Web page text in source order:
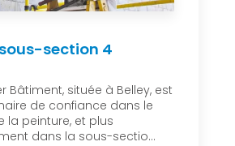
section 4
Bâtiment, située à Belley, est
de confiance dans le
la peinture, et plus
dans la sous-sectio...